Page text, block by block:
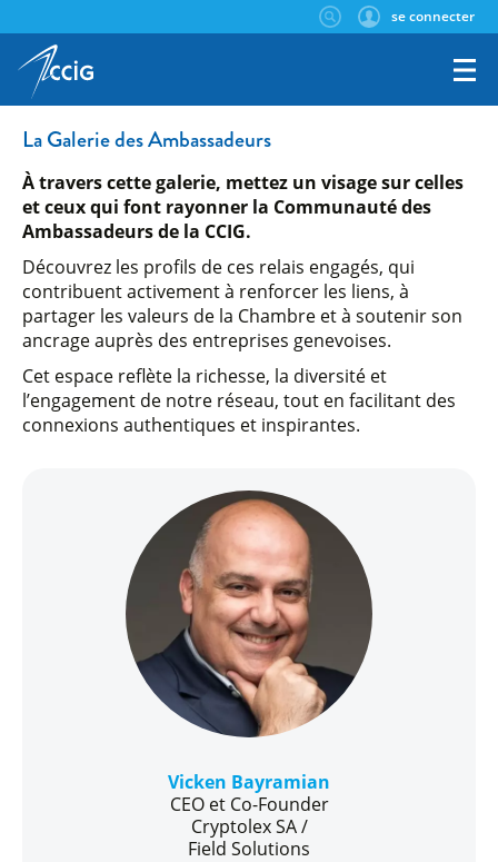
se connecter
La Galerie des Ambassadeurs
À travers cette galerie, mettez un visage sur celles
et ceux qui font rayonner la Communauté des
Ambassadeurs de la CCIG.
Découvrez les profils de ces relais engagés, qui
contribuent activement à renforcer les liens, à
partager les valeurs de la Chambre et à soutenir son
ancrage auprès des entreprises genevoises.
Cet espace reflète la richesse, la diversité et
l’engagement de notre réseau, tout en facilitant des
connexions authentiques et inspirantes.
Vicken Bayramian
CEO et Co-Founder
Cryptolex SA /
Field Solutions